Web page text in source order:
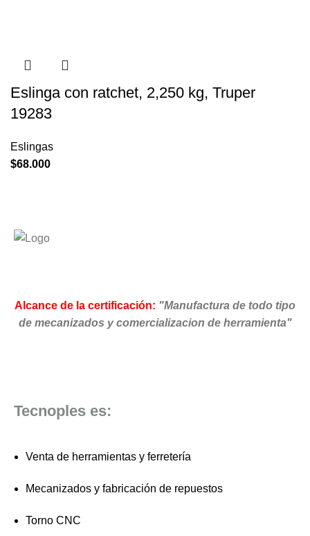
Eslinga con ratchet, 2,250 kg, Truper
19283
Eslingas
$68.000
Alcance de la certificación: "Manufactura de todo tipo
de mecanizados y comercializacion de herramienta"
Tecnoples es:
Venta de herramientas y ferretería
Mecanizados y fabricación de repuestos
Torno CNC